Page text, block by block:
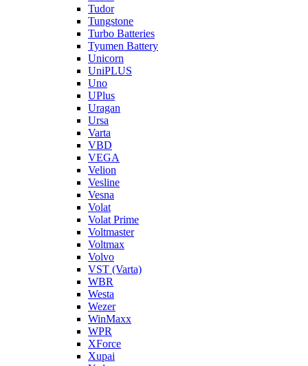
Tudor
Tungstone
Turbo Batteries
Tyumen Battery
Unicorn
UniPLUS
Uno
UPlus
Uragan
Ursa
Varta
VBD
VEGA
Velion
Vesline
Vesna
Volat
Volat Prime
Voltmaster
Voltmax
Volvo
VST (Varta)
WBR
Westa
Wezer
WinMaxx
WPR
XForce
Xupai